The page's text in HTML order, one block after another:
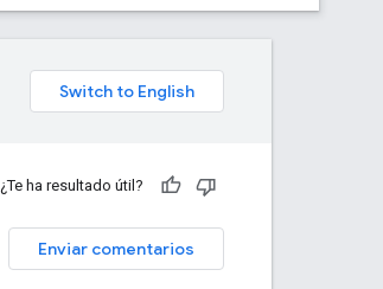
¿Te ha resultado útil?
Enviar comentarios